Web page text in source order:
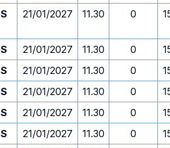
S 21/01/2027 11.30 0
S 21/01/2027 11.30 0
S 21/01/2027 11.30 0
S 21/01/2027 11.30 0
S 21/01/2027 11.30 0
S 21/01/2027 11.30 0